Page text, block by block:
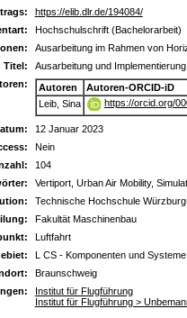
https://elib.dlr.de/194084/
Hochschulschrift (Bachelorarbeit)
Ausarbeitung im Rahmen von
Titel:
Ausarbeitung und
Autoren
Autoren-ORCID-iD
Leib, Sina
https://orcid.org/
12 Januar 2023
Nein
104
Vertiport, Urban Air Mobility,
Technische Hochschule
Fakultät Maschinenbau
Luftfahrt
L CS - Komponenten und Systeme
Braunschweig
Institut für Flugführung
Institut für Flugführung >